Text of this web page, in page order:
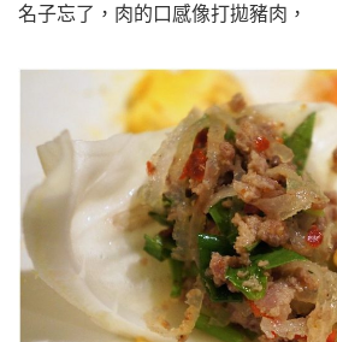
名子忘了，肉的口感像打拋豬肉，